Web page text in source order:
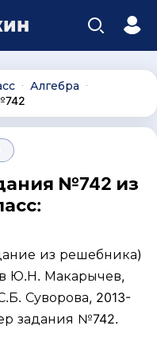
∙ Алгебра ∙
№742 из
из решебника)
Ю.Н. Макарычев,
Суворова, 2013-
задания №742.